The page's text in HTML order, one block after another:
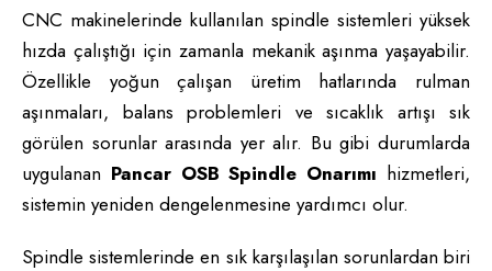
CNC makinelerinde kullanılan spindle sistemleri yüksek
hızda çalıştığı için zamanla mekanik aşınma yaşayabilir.
Özellikle yoğun çalışan üretim hatlarında rulman
aşınmaları, balans problemleri ve sıcaklık artışı sık
görülen sorunlar arasında yer alır. Bu gibi durumlarda
uygulanan Pancar OSB Spindle Onarımı hizmetleri,
sistemin yeniden dengelenmesine yardımcı olur.
Spindle sistemlerinde en sık karşılaşılan sorunlardan biri